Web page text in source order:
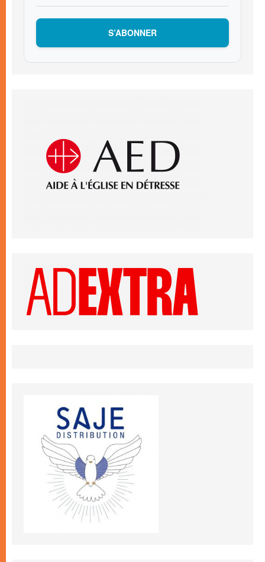
S’ABONNER